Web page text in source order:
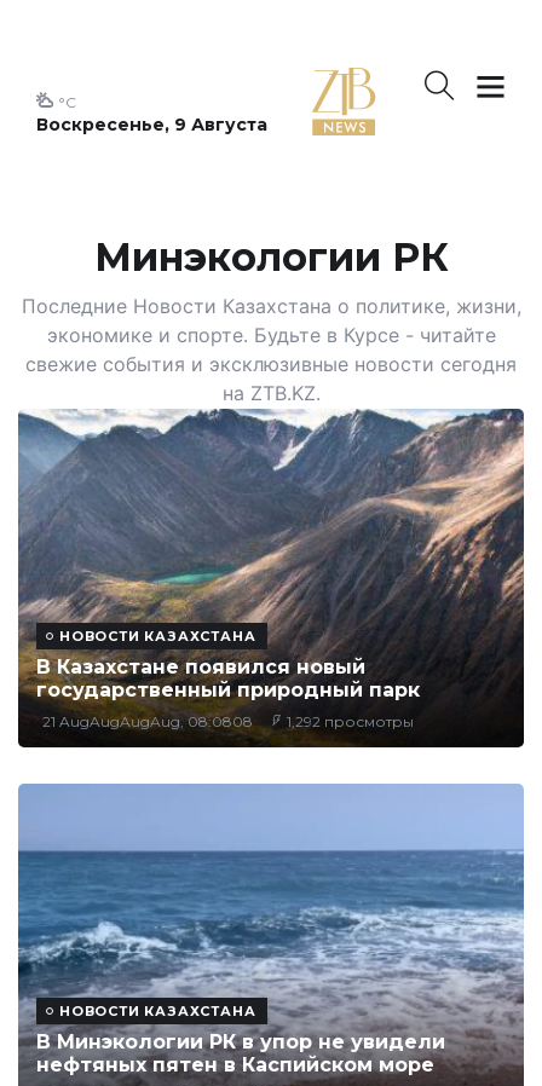
Воскресенье, 9 Августа
°C
Минэкологии РК
Последние Новости Казахстана о политике, жизни,
экономике и спорте. Будьте в Курсе - читайте
свежие события и эксклюзивные новости сегодня
на ZTB.KZ.
НОВОСТИ КАЗАХСТАНА
В Казахстане появился новый
государственный природный парк
21 AugAugAugAug, 08:0808 1,292 просмотры
НОВОСТИ КАЗАХСТАНА
В Минэкологии РК в упор не увидели
нефтяных пятен в Каспийском море